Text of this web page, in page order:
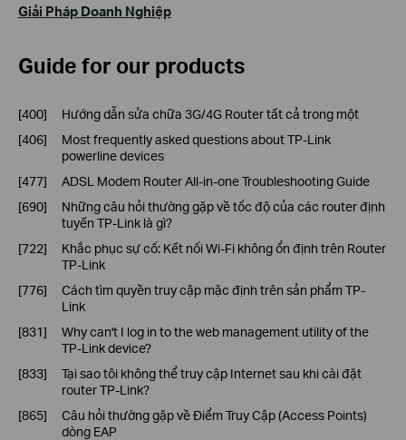
Giải Pháp Doanh Nghiệp
Guide for our products
[400]
Hướng dẫn sửa chữa 3G/4G Router tất cả trong một
[406]
Most frequently asked questions about TP-Link
powerline devices
[477]
ADSL Modem Router All-in-one Troubleshooting Guide
[690]
Những câu hỏi thường gặp về tốc độ của các router định
tuyến TP-Link là gì?
[722]
Khắc phục sự cố: Kết nối Wi-Fi không ổn định trên Router
TP-Link
[776]
Cách tìm quyền truy cập mặc định trên sản phẩm TP-
Link
[831]
Why can't I log in to the web management utility of the
TP-Link device?
[833]
Tại sao tôi không thể truy cập Internet sau khi cài đặt
router TP-Link?
[865]
Câu hỏi thường gặp về Điểm Truy Cập (Access Points)
dòng EAP